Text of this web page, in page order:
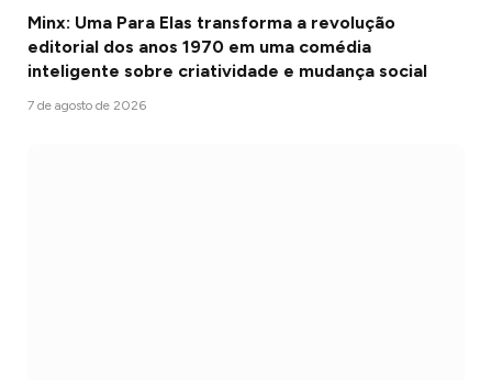
Minx: Uma Para Elas transforma a revolução
editorial dos anos 1970 em uma comédia
inteligente sobre criatividade e mudança social
7 de agosto de 2026